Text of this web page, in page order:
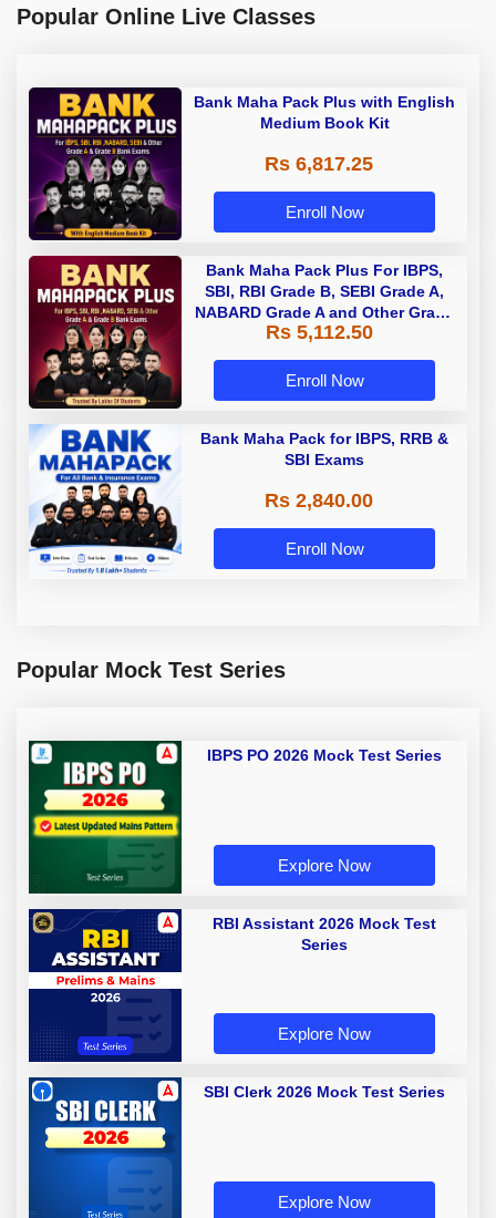
Popular Online Live Classes
Bank Maha Pack Plus with English
Medium Book Kit
Rs 6,817.25
Enroll Now
Bank Maha Pack Plus For IBPS,
SBI, RBI Grade B, SEBI Grade A,
NABARD Grade A and Other Grade
A & Grade B Bank Exams
Rs 5,112.50
Enroll Now
Bank Maha Pack for IBPS, RRB &
SBI Exams
Rs 2,840.00
Enroll Now
Popular Mock Test Series
IBPS PO 2026 Mock Test Series
Explore Now
RBI Assistant 2026 Mock Test
Series
Explore Now
SBI Clerk 2026 Mock Test Series
Explore Now